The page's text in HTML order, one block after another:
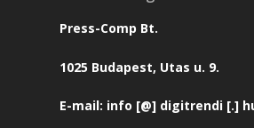
Press-Comp Bt.
1025 Budapest, Utas u. 9.
E-mail: info [@] digitrendi [.]